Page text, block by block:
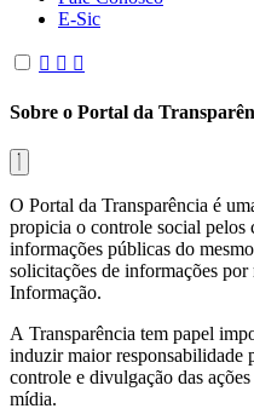
E-Sic
Sobre o Portal da
O Portal da Transparência é
propicia o controle social pelos
informações públicas do
solicitações de informações
Informação.
A Transparência tem papel
induzir maior responsabilidade
controle e divulgação das
mídia.